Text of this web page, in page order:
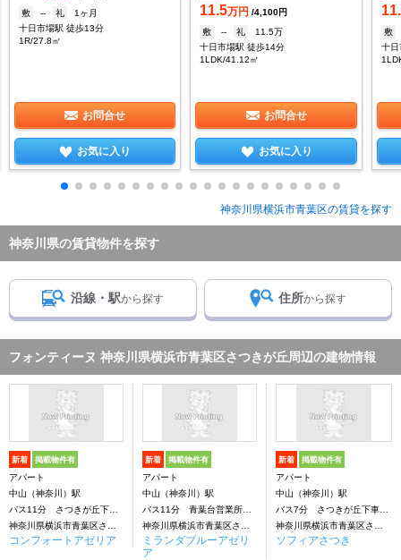
敷
-- 礼
1ヶ月
十日市場駅 徒歩13分
1R/27.8㎡
お問合せ
お気に入り
11.5万円 /4,100円
敷
-- 礼
11.5万
十日市場駅 徒歩14分
1LDK/41.12㎡
お問合せ
お気に入り
敷
十
神奈川県横浜市青葉区の賃貸を探す
神奈川県の賃貸物件を探す
沿線・駅から探す 住所から探す
フォンティーヌ 神奈川県横浜市青葉区さつきが丘周辺の建物情報
新着 掲載物件有
アパート
中山（神奈川）駅
バス11分 さつきが丘下車：停歩5分
コンフォートアゼリア
新着 掲載物件有
アパート
中山（神奈川）駅
バス11分 青葉台営業所前下車：停歩8分
ミランダブルーアゼリ
ア
新着 掲載物件有
アパート
中山（神奈川）駅
バス7分 さつきが丘下車：停歩7分
ソフィアさつき